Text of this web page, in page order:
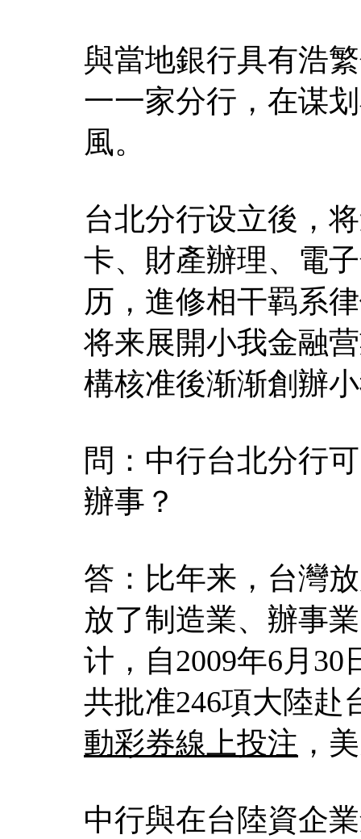
與當地銀行具有浩
一一家分行，在谋
風。
台北分行设立後，
卡、財產辦理、電
历，進修相干羁系
将来展開小我金融
構核准後渐渐創辦
問：中行台北分行
辦事？
答：比年来，台灣
放了制造業、辦事
计，自2009年6月30
共批准246項大陸赴
動彩券線上投注 ，
中行與在台陸資企